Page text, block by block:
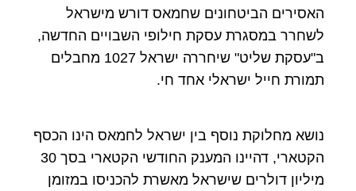
האסירים הביטחונים שחמאס דורש מישראל
לשחרר במסגרת עסקת חילופי השבויים החדשה,
ב"עסקת שליט" שיחררה ישראל 1027 מחבלים
תמורת חייל ישראלי אחד חי.
נושא מחלוקת נוסף בין ישראל לחמאס הינו הכסף
הקטארי, דהיינו המענק החודשי הקטארי בסך 30
מיליון דולרים שישראל מאשרת להכניסו במזומן